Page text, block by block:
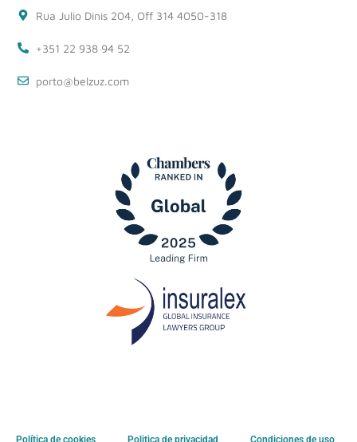
Rua Julio Dinis 204, Off 314 4050-318
+351 22 938 94 52
porto@belzuz.com